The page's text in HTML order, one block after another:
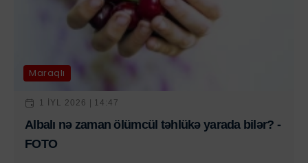
Maraqlı
1 IYL 2026 | 14:47
Albalı nə zaman ölümcül təhlükə yarada bilər? -
FOTO